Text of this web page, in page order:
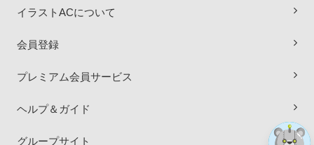
イラストACについて
会員登録
プレミアム会員サービス
ヘルプ＆ガイド
グループサイト